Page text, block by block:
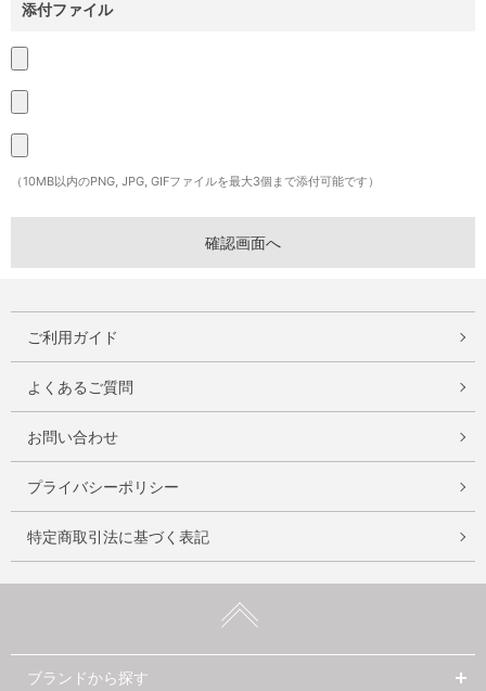
添付ファイル
（10MB以内のPNG, JPG, GIFファイルを最大3個まで添付可能です）
ご利用ガイド
よくあるご質問
お問い合わせ
プライバシーポリシー
特定商取引法に基づく表記
ブランドから探す